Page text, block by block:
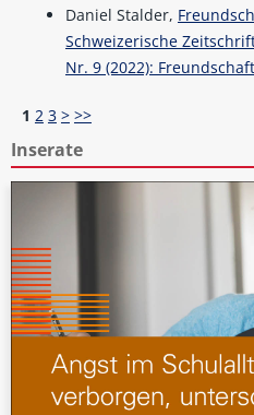
Daniel Stalder,
Schweizerische
Nr. 9 (2022):
1 2 3 > >>
Inserate